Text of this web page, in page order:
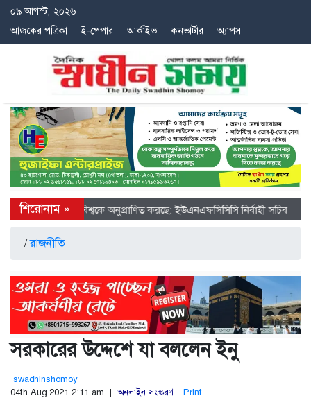
০৯ আগস্ট, ২০২৬
আজকের পত্রিকা
ই-পেপার আর্কাইভ কনভার্টার অ্যাপস
চীনের অগ্রগতি বিশ্বকে অনুপ্রাণিত করছে: ইউএনএফসিসিসি নির্বাহী সচিব
/রাজনীতি
সরকারের উদ্দেশে যা বললেন ইনু
swadhinshomoy
04th Aug 2021 2:11 am | অনলাইন সংস্করণ Print